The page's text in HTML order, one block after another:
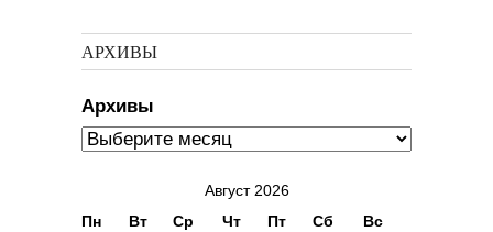
АРХИВЫ
Архивы
Август 2026
Пн
Вт Ср Чт Пт Сб Вс